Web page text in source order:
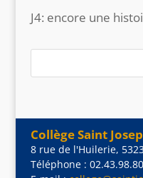
J4: encore une
Collège Saint
8 rue de l'Huilerie,
Téléphone :